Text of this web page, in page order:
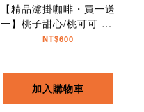
【精品濾掛咖啡・買一送
一】桃子甜心/桃可可 G1
日曬｜10入
NT$600
加入購物車